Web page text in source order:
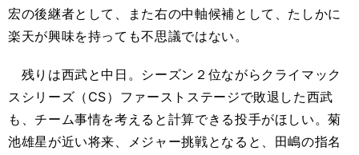
宏の後継者として、また右の中軸候補として、たしかに
楽天が興味を持っても不思議ではない。
残りは西武と中日。シーズン２位ながらクライマック
スシリーズ（ CS）ファーストステージで敗退した西武
も、チーム事情を考えると計算できる投手がほしい。菊
池雄星が近い将来、メジャー挑戦となると、田嶋の指名